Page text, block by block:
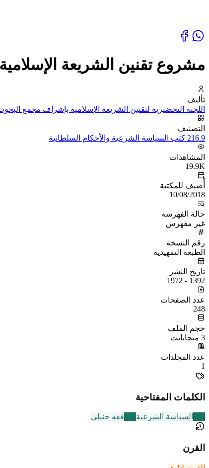
مشروع تقنين الشريعة
تأليف
اللجنة التحضيرية لتقنين الشريعة الإسلامية بإشراف مجمع
التصنيف
216.9 كتب السياسة الشرعية والأحكام السلطانية
المشاهدات
19.9K
أُضيف للمكتبة
10/08/2018
حالة الفهرسة
غير مفهرس
رقم النسخة
الطبعة التمهيدية
تاريخ النشر
1392 - 1972
عدد الصفحات
248
حجم الملف
3 ميجابايت
عدد المجلدات
1
الكلمات المفتاحية
السياسة الشرعية فقه حنبلي
القرن